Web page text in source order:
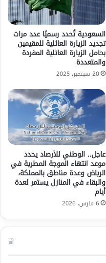
السعودية تُحدد رسميًا عدد مرات
تجديد الزيارة العائلية للمقيمين
بحامل الزيارة العائلية المفردة
والمتعددة
20 سبتمبر، 2025
عاجل.. الوطني للأرصاد يحدد
موعد انتهاء الموجة المطرية في
الرياض وعدة مناطق بالمملكة،
والبقاء في المنازل يستمر لعدة
أيام
6 مارس، 2026